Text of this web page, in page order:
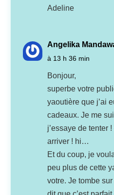
Adeline
Angelika
à 13 h 36 min
Bonjour,
superbe votre
yaoutière que j’ai
cadeaux. Je me
j’essaye de tenter
arriver ! hi…
Et du coup, je
peu plus de cette
votre. Je tombe